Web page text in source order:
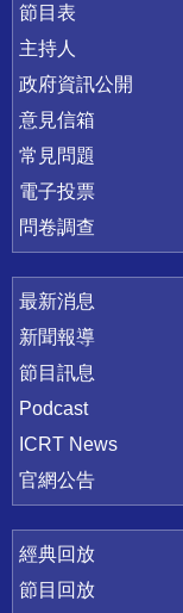
節目表
主持人
政府資訊公開
意見信箱
常見問題
電子投票
問卷調查
最新消息
新聞報導
節目訊息
Podcast
ICRT News
官網公告
經典回放
節目回放